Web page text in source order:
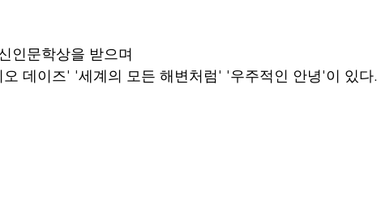
인문학상을 받으며
데이즈' '세계의 모든 해변처럼' '우주적인 안녕'이 있다.